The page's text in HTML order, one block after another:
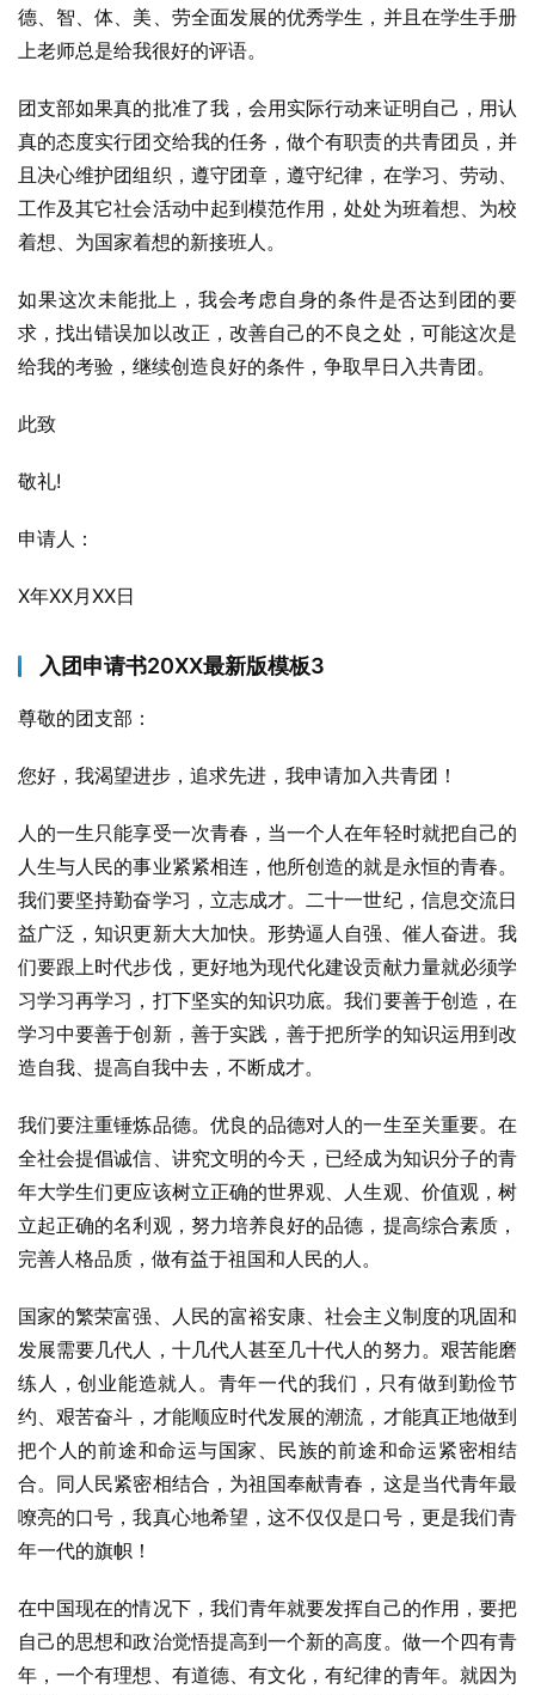
德、智、体、美、劳全面发展的优秀学生，并且在学生手册
上老师总是给我很好的评语。
团支部如果真的批准了我，会用实际行动来证明自己，用认
真的态度实行团交给我的任务，做个有职责的共青团员，并
且决心维护团组织，遵守团章，遵守纪律，在学习、劳动、
工作及其它社会活动中起到模范作用，处处为班着想、为校
着想、为国家着想的新接班人。
如果这次未能批上，我会考虑自身的条件是否达到团的要
求，找出错误加以改正，改善自己的不良之处，可能这次是
给我的考验，继续创造良好的条件，争取早日入共青团。
此致
敬礼!
申请人：
X年XX月XX日
入团申请书20XX最新版模板3
尊敬的团支部：
您好，我渴望进步，追求先进，我申请加入共青团！
人的一生只能享受一次青春，当一个人在年轻时就把自己的
人生与人民的事业紧紧相连，他所创造的就是永恒的青春。
我们要坚持勤奋学习，立志成才。二十一世纪，信息交流日
益广泛，知识更新大大加快。形势逼人自强、催人奋进。我
们要跟上时代步伐，更好地为现代化建设贡献力量就必须学
习学习再学习，打下坚实的知识功底。我们要善于创造，在
学习中要善于创新，善于实践，善于把所学的知识运用到改
造自我、提高自我中去，不断成才。
我们要注重锤炼品德。优良的品德对人的一生至关重要。在
全社会提倡诚信、讲究文明的今天，已经成为知识分子的青
年大学生们更应该树立正确的世界观、人生观、价值观，树
立起正确的名利观，努力培养良好的品德，提高综合素质，
完善人格品质，做有益于祖国和人民的人。
国家的繁荣富强、人民的富裕安康、社会主义制度的巩固和
发展需要几代人，十几代人甚至几十代人的努力。艰苦能磨
练人，创业能造就人。青年一代的我们，只有做到勤俭节
约、艰苦奋斗，才能顺应时代发展的潮流，才能真正地做到
把个人的前途和命运与国家、民族的前途和命运紧密相结
合。同人民紧密相结合，为祖国奉献青春，这是当代青年最
嘹亮的口号，我真心地希望，这不仅仅是口号，更是我们青
年一代的旗帜！
在中国现在的情况下，我们青年就要发挥自己的作用，要把
自己的思想和政治觉悟提高到一个新的高度。做一个四有青
年，一个有理想、有道德、有文化，有纪律的青年。就因为